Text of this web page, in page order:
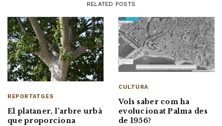
RELATED POSTS
REPORTATGES
El plataner, l’arbre urbà
que proporciona
CULTURA
Vols saber com ha
evolucionat Palma des
de 1956?